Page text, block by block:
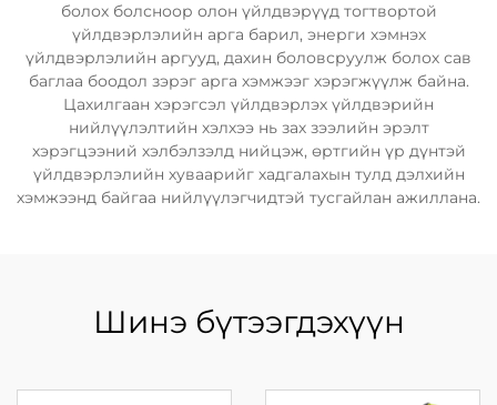
болох болсноор олон үйлдвэрүүд тогтвортой
үйлдвэрлэлийн арга барил, энерги хэмнэх
үйлдвэрлэлийн аргууд, дахин боловсруулж болох сав
баглаа боодол зэрэг арга хэмжээг хэрэгжүүлж байна.
Цахилгаан хэрэгсэл үйлдвэрлэх үйлдвэрийн
нийлүүлэлтийн хэлхээ нь зах зээлийн эрэлт
хэрэгцээний хэлбэлзэлд нийцэж, өртгийн үр дүнтэй
үйлдвэрлэлийн хуваарийг хадгалахын тулд дэлхийн
хэмжээнд байгаа нийлүүлэгчидтэй тусгайлан ажиллана.
Шинэ бүтээгдэхүүн